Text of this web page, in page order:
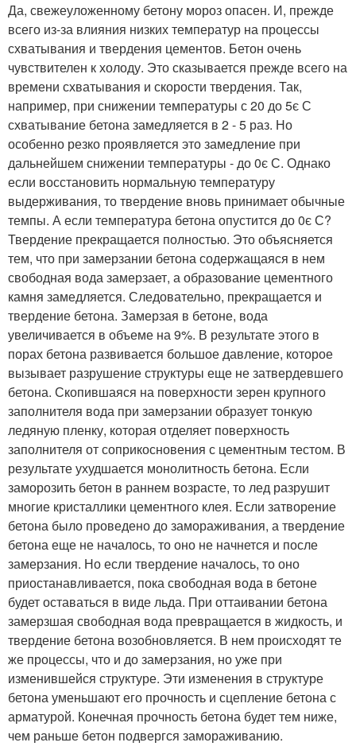
Да, свежеуложенному бетону мороз опасен. И, прежде
всего из-за влияния низких температур на процессы
схватывания и твердения цементов. Бетон очень
чувствителен к холоду. Это сказывается прежде всего на
времени схватывания и скорости твердения. Так,
например, при снижении температуры с 20 до 5є С
схватывание бетона замедляется в 2 - 5 раз. Но
особенно резко проявляется это замедление при
дальнейшем снижении температуры - до 0є С. Однако
если восстановить нормальную температуру
выдерживания, то твердение вновь принимает обычные
темпы. А если температура бетона опустится до 0є С?
Твердение прекращается полностью. Это объясняется
тем, что при замерзании бетона содержащаяся в нем
свободная вода замерзает, а образование цементного
камня замедляется. Следовательно, прекращается и
твердение бетона. Замерзая в бетоне, вода
увеличивается в объеме на 9%. В результате этого в
порах бетона развивается большое давление, которое
вызывает разрушение структуры еще не затвердевшего
бетона. Скопившаяся на поверхности зерен крупного
заполнителя вода при замерзании образует тонкую
ледяную пленку, которая отделяет поверхность
заполнителя от соприкосновения с цементным тестом. В
результате ухудшается монолитность бетона. Если
заморозить бетон в раннем возрасте, то лед разрушит
многие кристаллики цементного клея. Если затворение
бетона было проведено до замораживания, а твердение
бетона еще не началось, то оно не начнется и после
замерзания. Но если твердение началось, то оно
приостанавливается, пока свободная вода в бетоне
будет оставаться в виде льда. При оттаивании бетона
замерзшая свободная вода превращается в жидкость, и
твердение бетона возобновляется. В нем происходят те
же процессы, что и до замерзания, но уже при
изменившейся структуре. Эти изменения в структуре
бетона уменьшают его прочность и сцепление бетона с
арматурой. Конечная прочность бетона будет тем ниже,
чем раньше бетон подвергся замораживанию.